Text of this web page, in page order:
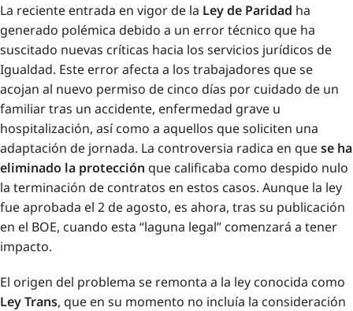
La reciente entrada en vigor de la Ley de Paridad ha
generado polémica debido a un error técnico que ha
suscitado nuevas críticas hacia los servicios jurídicos de
Igualdad. Este error afecta a los trabajadores que se
acojan al nuevo permiso de cinco días por cuidado de un
familiar tras un accidente, enfermedad grave u
hospitalización, así como a aquellos que soliciten una
adaptación de jornada. La controversia radica en quese ha
eliminado la protección que calificaba como despido nulo
la terminación de contratos en estos casos. Aunque la ley
fue aprobada el 2 de agosto, es ahora, tras su publicación
en el BOE, cuando esta “laguna legal” comenzará a tener
impacto.
El origen del problema se remonta a la ley conocida como
Ley Trans, que en su momento no incluía la consideración